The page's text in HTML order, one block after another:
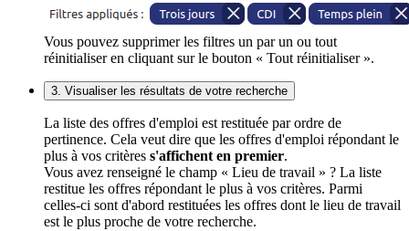
Vous pouvez supprimer les filtres un par un ou tout
réinitialiser en cliquant sur le bouton « Tout réinitialiser ».
3. Visualiser les résultats de votre recherche
La liste des offres d'emploi est restituée par ordre de
pertinence. Cela veut dire que les offres d'emploi répondant le
plus à vos critères s'affichent en premier.
Vous avez renseigné le champ « Lieu de travail » ? La liste
restitue les offres répondant le plus à vos critères. Parmi
celles-ci sont d'abord restituées les offres dont le lieu de travail
est le plus proche de votre recherche.